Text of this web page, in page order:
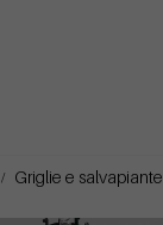
Griglie e salvapiante